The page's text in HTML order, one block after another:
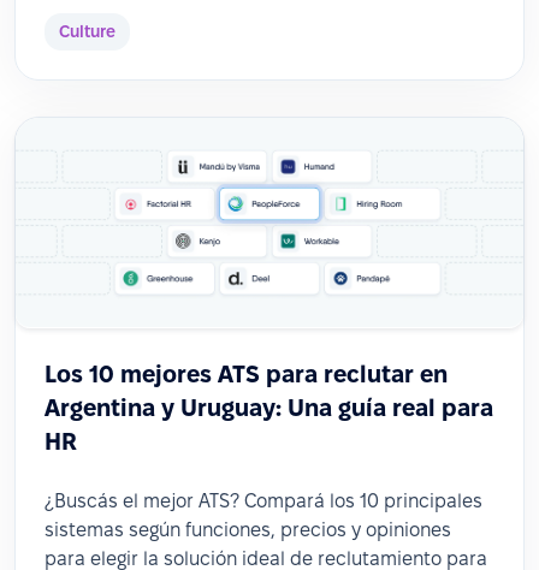
Culture
Los 10 mejores ATS para reclutar en
Argentina y Uruguay: Una guía real para
HR
¿Buscás el mejor ATS? Compará los 10 principales
sistemas según funciones, precios y opiniones
para elegir la solución ideal de reclutamiento para